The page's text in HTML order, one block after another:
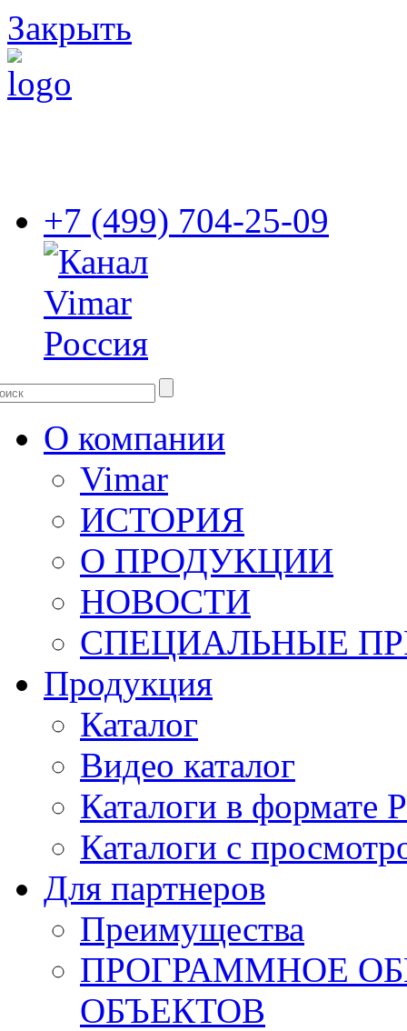
Закрыть
+7 (499) 704-25-09
О компании
Vimar
ИСТОРИЯ
О ПРОДУКЦИИ
НОВОСТИ
СПЕЦИАЛЬНЫЕ
Продукция
Каталог
Видео каталог
Каталоги в формате
Каталоги с
Для партнеров
Преимущества
ПРОГРАММНОЕ
ОБЪЕКТОВ